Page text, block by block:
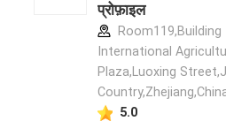
प्रोफ़ाइल
Room119,Building
International
Plaza,Luoxing
5.0